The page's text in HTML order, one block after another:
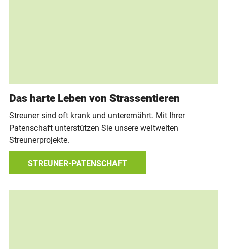
Das harte Leben von Strassentieren
Streuner sind oft krank und unterernährt. Mit Ihrer
Patenschaft unterstützen Sie unsere weltweiten
Streunerprojekte.
STREUNER-PATENSCHAFT